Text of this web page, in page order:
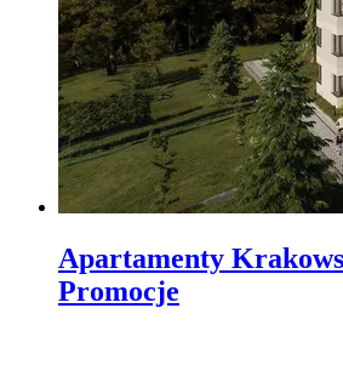
Apartamenty
Promocje